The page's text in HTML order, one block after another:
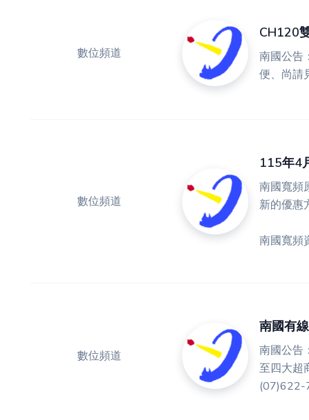
數位頻道
CH120
南國公告
便、尚請
數位頻道
115年4
南國寬頻
新的優惠
南國寬頻
數位頻道
南國有
南國公告
至四大超
(07)622-